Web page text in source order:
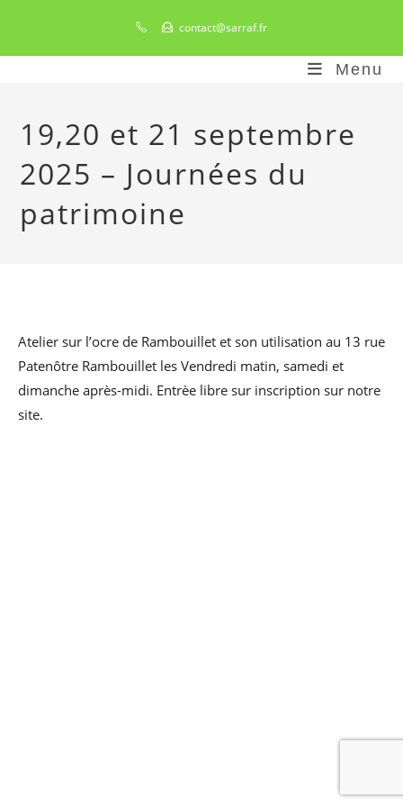
content
contact@sarraf.fr
Menu
19,20 et 21 septembre
2025 – Journées du
patrimoine
Atelier sur l’ocre de Rambouillet et son utilisation au 13 rue
Patenôtre Rambouillet les Vendredi matin, samedi et
dimanche après-midi. Entrèe libre sur inscription sur notre
site.